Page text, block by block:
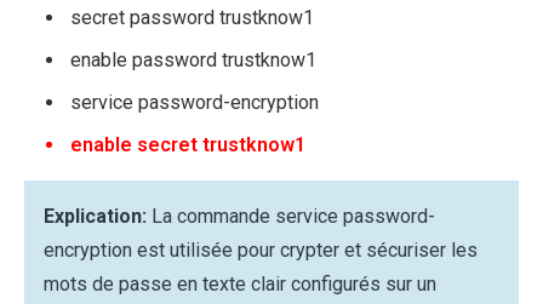
secret password trustknow1
enable password trustknow1
service password-encryption
enable secret trustknow1
Explication: La commande service password-
encryption est utilisée pour crypter et sécuriser les
mots de passe en texte clair configurés sur un